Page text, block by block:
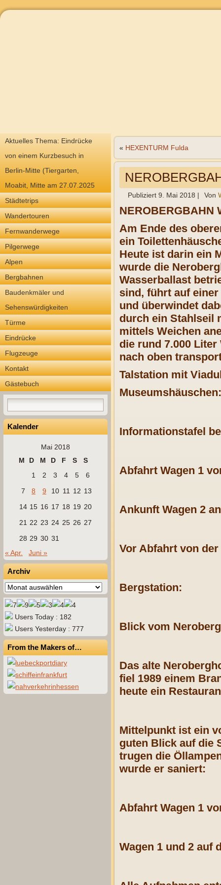
Aktuelles Thema: Eindrücke
von einem Kurzbesuch in
Berlin-Mitte (Tiergarten,
Moabit, Mitte am 27.07.2025
Städtetrips
Wandertouren
Fernwanderwege
Pilgerwege
Alpen
Bergbahnen
Baudenkmäler und
Sehenswürdigkeiten
Türme
Eindrücke
Flugzeuge
Kontakt
Gästebuch
Kalender
Mai 2018
M
D M D F S
S
1
2 3 4 5
6
7
8 9 10 11 12 13
14 15 16 17 18 19 20
21 22 23 24 25 26 27
28 29 30 31
« Apr.
Juni »
Archiv
Archiv
Users Today : 182
Users Yesterday : 777
From the Makers of…
« HEXENTURM Fulda
Publiziert 9. Mai 2018 | Von
NEROBERGBAHN
Am Ende des
ein
Heute ist darin ein
wurde die
Wasserballast
sind, führt auf
und überwindet
durch ein Stahlseil
mittels Weichen
die rund 7.000
nach oben
Talstation mit
Museumshäuschen:
Informationstafel
Abfahrt Wagen 1
Ankunft Wagen 2
Vor Abfahrt von
Bergstation:
Blick vom
Das alte
fiel 1989 einem
heute ein
Mittelpunkt ist ein
guten Blick auf die
trugen die
wurde er saniert:
Abfahrt Wagen 1
Wagen 1 und 2 auf